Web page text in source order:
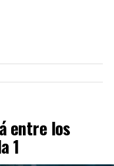
entre los
1